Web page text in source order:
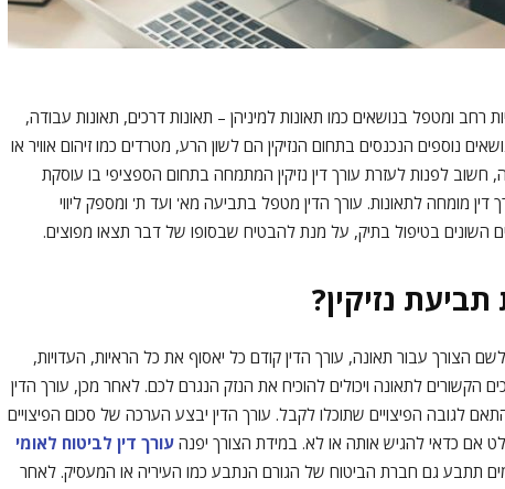
רחב ומטפל בנושאים כמו תאונות למיניהן – תאונות דרכים, תאונות עבודה,
נוספים הנכנסים בתחום הנזיקין הם לשון הרע, מטרדים כמו זיהום אוויר או
חשוב לפנות לעזרת עורך דין נזיקין המתמחה בתחום הספציפי בו עוסקת
מומחה לתאונות. עורך הדין מטפל בתביעה מא' ועד ת' ומספק ליווי
השונים בטיפול בתיק, על מנת להבטיח שבסופו של דבר תצאו מפוצים.
נזיקין?
הצורך עבור תאונה, עורך הדין קודם כל יאסוף את כל הראיות, העדויות,
הקשורים לתאונה ויכולים להוכיח את הנזק הנגרם לכם. לאחר מכן, עורך הדין
לגובה הפיצויים שתוכלו לקבל. עורך הדין יבצע הערכה של סכום הפיצויים
אם כדאי להגיש אותה או לא. במידת הצורך יפנה עורך דין לביטוח לאומי
תתבע גם חברת הביטוח של הגורם הנתבע כמו העיריה או המעסיק. לאחר